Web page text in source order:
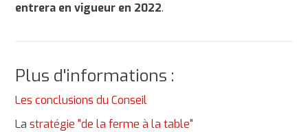
entrera en vigueur en 2022.
Plus d'informations :
Les conclusions du Conseil
Lastratégie "de la ferme à la table"